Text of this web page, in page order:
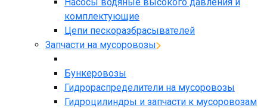
комплектующие
Цепи пескоразбрасывателей
Запчасти на мусоровозы
Бункеровозы
Гидрораспределители на мусоровозы
Гидроцилиндры и запчасти к мусоровозам